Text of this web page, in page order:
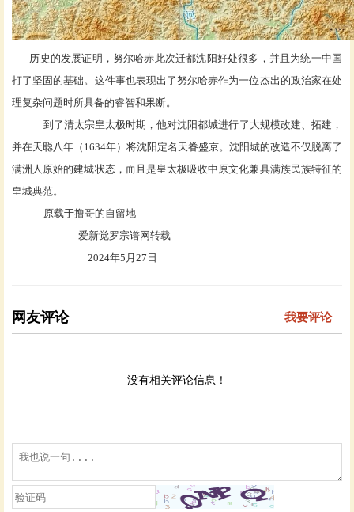
历史的发展证明，努尔哈赤此次迁都沈阳好处很多，并且为统一中国
打了坚固的基础。这件事也表现出了努尔哈赤作为一位杰出的政治家在处
理复杂问题时所具备的睿智和果断。
到了清太宗皇太极时期，他对沈阳都城进行了大规模改建、拓建，
并在天聪八年（ 1634年）将沈阳定名天眷盛京。沈阳城的改造不仅脱离了
满洲人原始的建城状态，而且是皇太极吸收中原文化兼具满族民族特征的
皇城典范。
原载于撸哥的自留地
爱新觉罗宗谱网转载
2024年5月27日
网友评论 我要评论
没有相关评论信息！